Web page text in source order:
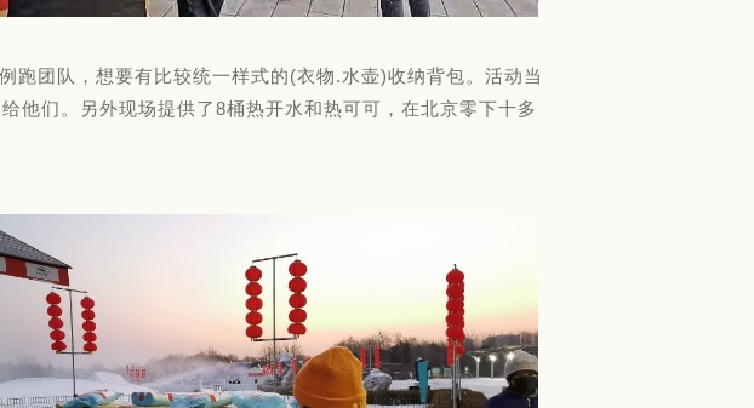
跑团队，想要有比较统一样式的(衣物.水壶)收纳背包。活动当
他们。另外现场提供了8桶热开水和热可可，在北京零下十多